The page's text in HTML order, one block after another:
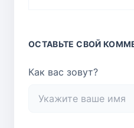
ОСТАВЬТЕ СВОЙ
Как вас зовут?